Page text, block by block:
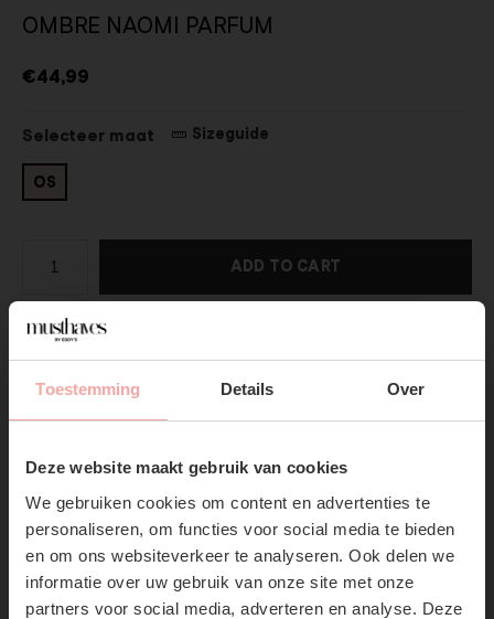
Toestemming Details Over
Deze website maakt gebruik van cookies
We gebruiken cookies om content en advertenties te
personaliseren, om functies voor social media te bieden
en om ons websiteverkeer te analyseren. Ook delen we
informatie over uw gebruik van onze site met onze
partners voor social media, adverteren en analyse. Deze
SUBSCRIBE NOW & GET
10% OFF YOUR FIRST
ORDER!
Don't miss out on our trendy new drops or exclusive
OMBRE NAOMI PARFUM
€44,99
Selecteer maat Sizeguide
OS
ADD TO CART
Gratis verzending Vanaf €75,-
Verzenden & Retourneren